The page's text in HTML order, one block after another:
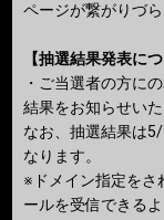
ページが繋がりづ
【抽選結果発表につ
・ご当選者の方に
結果をお知らせいた
なお、抽選結果は
なります。
※ドメイン指定を
ールを受信できる